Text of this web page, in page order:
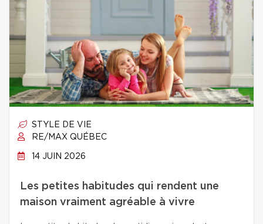
STYLE DE VIE
RE/MAX QUÉBEC
14 JUIN 2026
Les petites habitudes qui rendent une
maison vraiment agréable à vivre